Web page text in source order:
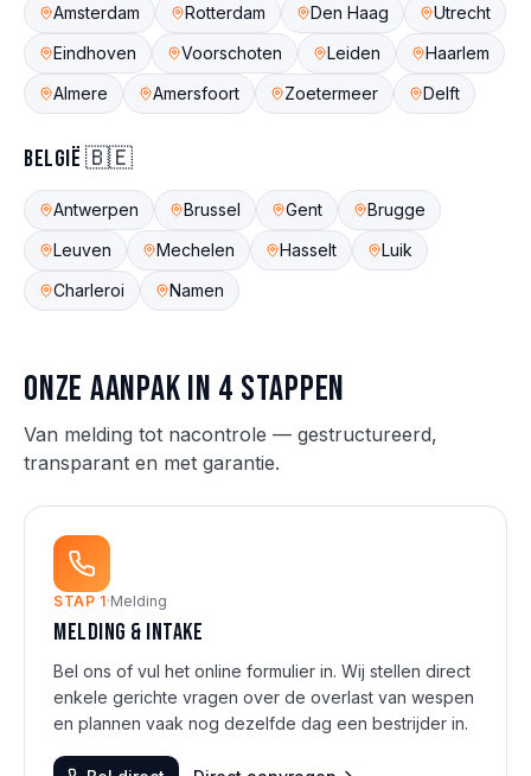
Amsterdam Rotterdam Den Haag
Utrecht
Eindhoven
Voorschoten Leiden
Haarlem
Almere
Amersfoort Zoetermeer Delft
België 🇧🇪
Antwerpen Brussel Gent
Brugge
Leuven
Mechelen Hasselt
Luik
Charleroi
Namen
Onze aanpak in 4 stappen
Van melding tot nacontrole — gestructureerd,
transparant en met garantie.
STAP 1·Melding
Melding & intake
Bel ons of vul het online formulier in. Wij stellen direct
enkele gerichte vragen over de overlast van wespen
en plannen vaak nog dezelfde dag een bestrijder in.